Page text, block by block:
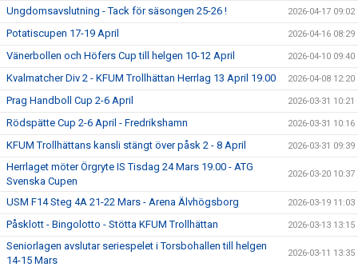
Ungdomsavslutning - Tack för säsongen 25-26 ! 2026-04-17 09:02
Potatiscupen 17-19 April 2026-04-16 08:29
Vänerbollen och Höfers Cup till helgen 10-12 April 2026-04-10 09:40
Kvalmatcher Div 2 - KFUM Trollhättan Herrlag 13 April 19.00 2026-04-08 12:20
Prag Handboll Cup 2-6 April 2026-03-31 10:21
Rödspätte Cup 2-6 April - Fredrikshamn 2026-03-31 10:16
KFUM Trollhättans kansli stängt över påsk 2 - 8 April 2026-03-31 09:39
Herrlaget möter Örgryte IS Tisdag 24 Mars 19.00 - ATG
Svenska Cupen
2026-03-20 10:37
USM F14 Steg 4A 21-22 Mars - Arena Älvhögsborg 2026-03-19 11:03
Påsklott - Bingolotto - Stötta KFUM Trollhättan 2026-03-13 13:15
Seniorlagen avslutar seriespelet i Torsbohallen till helgen
14-15 Mars
2026-03-11 13:35